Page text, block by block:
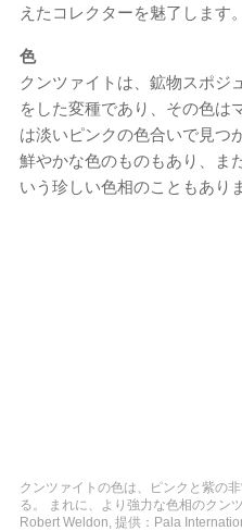
えたコレクターを魅了します。
色
クンツァイトは、鉱物スポジ
をした変種であり、その色は
は淡いピンクの色合いで見つ
鮮やかな色のものもあり、ま
いう珍しい色相のこともあり
クンツァイトの色は、ピンクと紫の
る。 まれに、より強力な色相のクン
Robert Weldon, 提供：Pala